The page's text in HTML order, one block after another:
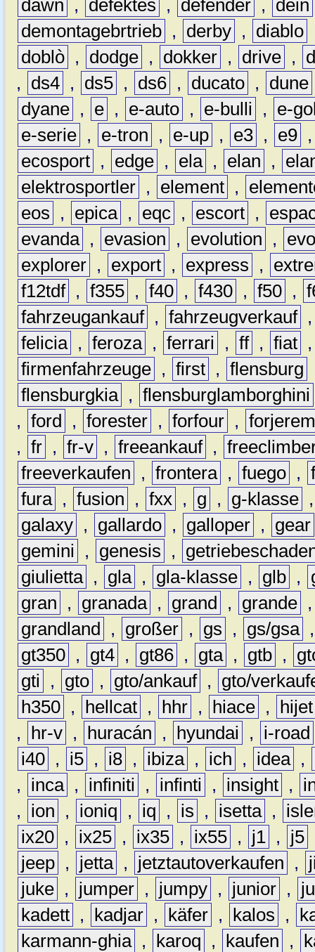
dawn , defektes , defender , dein
demontagebrtrieb , derby , diablo
doblò , dodge , dokker , drive ,
,
ds4 , ds5 , ds6 , ducato , dune
dyane , e , e-auto , e-bulli ,
e-
e-serie , e-tron , e-up , e3 , e9
ecosport , edge , ela , elan ,
elektrosportler , element ,
eos
, epica , eqc , escort ,
evanda , evasion , evolution ,
explorer , export , express ,
f12tdf , f355 , f40 , f430 , f50 ,
fahrzeugankauf , fahrzeugverkauf
felicia , feroza , ferrari , ff , fiat
firmenfahrzeuge , first , flensburg
flensburgkia , flensburglamborghini
, ford , forester , forfour ,
, fr , fr-v , freeankauf ,
freeverkaufen
, frontera , fuego ,
fura , fusion , fxx , g , g-klasse
galaxy , gallardo , galloper ,
gear
gemini
, genesis ,
giulietta , gla , gla-klasse , glb ,
gran
, granada , grand , grande
grandland
, großer , gs , gs/gsa
gt350 , gt4 , gt86 , gta , gtb ,
gti
, gto , gto/ankauf ,
gto/
h350 , hellcat , hhr , hiace ,
hijet
,
hr-v , huracán , hyundai ,
i-road
i40 , i5 , i8 , ibiza , ich , idea ,
,
inca , infiniti , infinti , insight ,
,
ion , ioniq , iq , is , isetta ,
ix20 , ix25 , ix35 , ix55 , j1 , j5
jeep , jetta , jetztautoverkaufen ,
juke , jumper , jumpy , junior ,
kadett , kadjar , käfer , kalos ,
karmann-ghia , karoq , kaufen ,